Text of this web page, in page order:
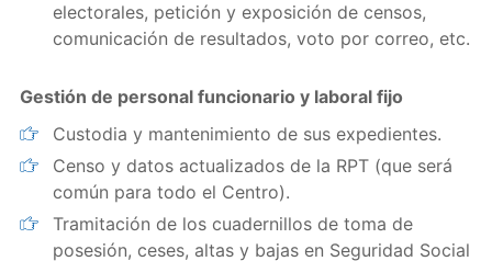
electorales, petición y exposición de censos,
comunicación de resultados, voto por correo, etc.
Gestión de personal funcionario y laboral fijo
Custodia y mantenimiento de sus expedientes.
Censo y datos actualizados de la RPT (que será
común para todo el Centro).
Tramitación de los cuadernillos de toma de
posesión, ceses, altas y bajas en Seguridad Social